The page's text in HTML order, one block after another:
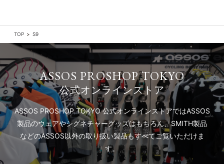
TOP S9
ASSOS PROSHOP TOKYO
公式オンラインストア
ASSOS PROSHOP TOKYO 公式オンラインストアではASSOS
製品のウェアやシグネチャーグッズはもちろん、SMITH製品
などのASSOS以外の取り扱い製品もすべてご覧いただけま
す。